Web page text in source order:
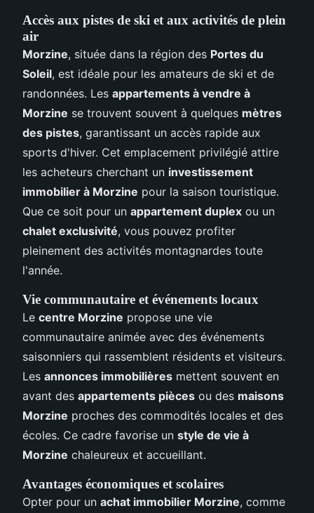
Accès aux pistes de ski et aux activités de plein
air
Morzine, située dans la région des Portes du
Soleil, est idéale pour les amateurs de ski et de
randonnées. Les appartements à vendre à
Morzine se trouvent souvent à quelques mètres
des pistes, garantissant un accès rapide aux
sports d'hiver. Cet emplacement privilégié attire
les acheteurs cherchant un investissement
immobilier à Morzine pour la saison touristique.
Que ce soit pour un appartement duplex ou un
chalet exclusivité, vous pouvez profiter
pleinement des activités montagnardes toute
l'année.
Vie communautaire et événements locaux
Le centre Morzine propose une vie
communautaire animée avec des événements
saisonniers qui rassemblent résidents et visiteurs.
Les annonces immobilières mettent souvent en
avant des appartements pièces ou des maisons
Morzine proches des commodités locales et des
écoles. Ce cadre favorise un style de vie à
Morzine chaleureux et accueillant.
Avantages économiques et scolaires
Opter pour un achat immobilier Morzine, comme